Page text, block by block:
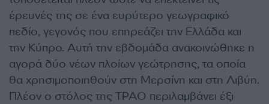
έρευνές της σε ένα ευρύτερο γεωγραφικό
πεδίο, γεγονός που επηρεάζει την Ελλάδα και
την Κύπρο. Αυτή την εβδομάδα ανακοινώθηκε η
αγορά δύο νέων πλοίων γεώτρησης, τα οποία
θα χρησιμοποιηθούν στη Μερσίνη και στη Λιβύη.
Πλέον ο στόλος της ΤΡΑΟ περιλαμβάνει έξι